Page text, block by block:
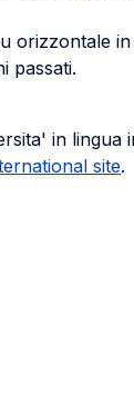
orizzontale
passati.
in lingua
site.